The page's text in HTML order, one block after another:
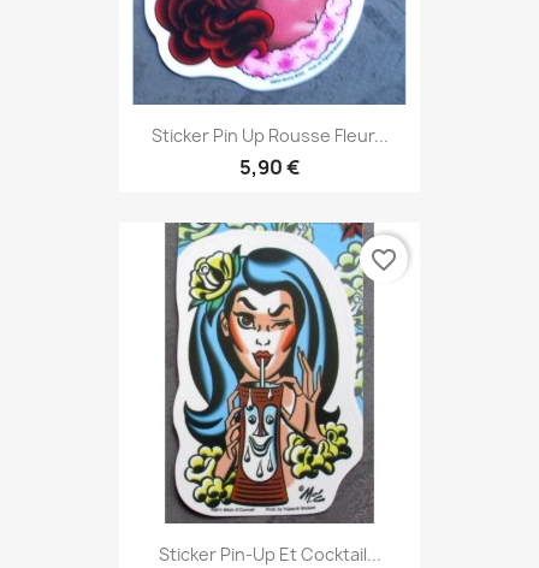
Sticker Pin Up Rousse Fleur...
5,90 €
Sticker Pin-Up Et Cocktail...
favorite_border